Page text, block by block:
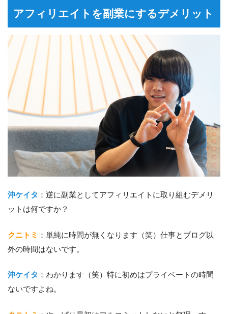
アフィリエイトを副業にするデメリット
沖ケイタ ：逆に副業としてアフィリエイトに取り組むデメリ
ットは何ですか？
クニトミ ：単純に時間が無くなります（笑）仕事とブログ以
外の時間はないです。
沖ケイタ ：わかります（笑）特に初めはプライベートの時間
ないですよね。